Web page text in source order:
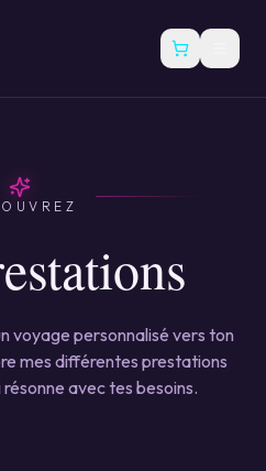
voyage personnalisé vers ton
mes différentes prestations
avec tes besoins.